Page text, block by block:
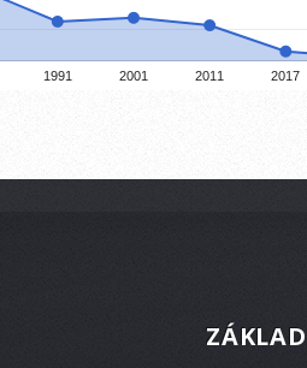
1991 2001 2011 2017